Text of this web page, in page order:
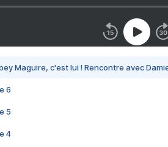
Maguire, c'est lui ! Rencontre avec
6
5
4